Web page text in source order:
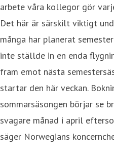
arbete våra kollegor gör
Det här är särskilt viktigt
många har planerat
inte ställde in en enda
fram emot nästa
startar den här veckan.
sommarsäsongen börjar se
svagare månad i april
säger Norwegians